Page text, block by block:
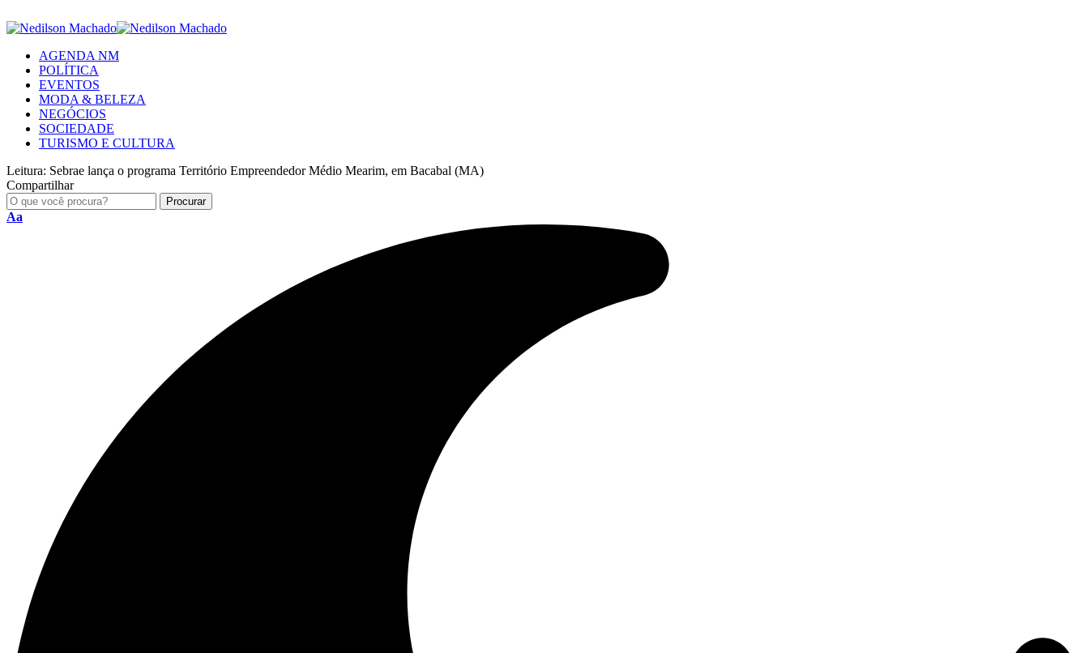
AGENDA NM
POLÍTICA
EVENTOS
MODA & BELEZA
NEGÓCIOS
SOCIEDADE
TURISMO E CULTURA
Leitura: Sebrae lança o programa Território Empreendedor Médio Mearim, em Bacabal (MA)
Compartilhar
Aa